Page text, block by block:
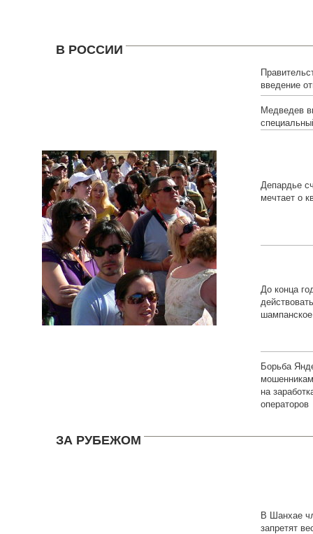
В РОССИИ
введение
Медведев
Депардье
мечтает о
До конца
шампанское
Борьба
на
операторов
ЗА РУБЕЖОМ
В Шанхае
запретят